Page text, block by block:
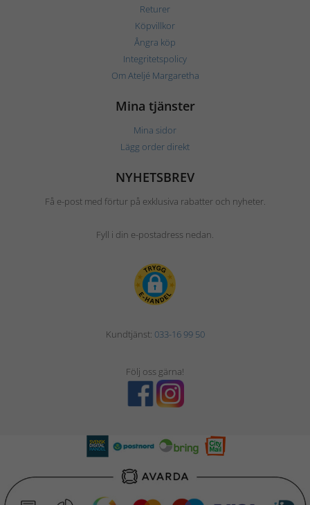
Returer
Köpvillkor
Ångra köp
Integritetspolicy
Om Ateljé Margaretha
Mina tjänster
Mina sidor
Lägg order direkt
NYHETSBREV
Få e-post med förtur på exklusiva rabatter och nyheter.
Fyll i din e-postadress nedan.
Kundtjänst: 033-16 99 50
Följ oss gärna!